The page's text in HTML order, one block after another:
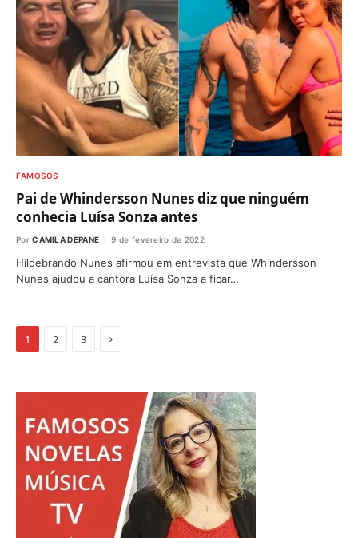
FAMOSOS
Pai de Whindersson Nunes diz que ninguém
conhecia Luísa Sonza antes
Por CAMILA DEPANE 9 de fevereiro de 2022
Hildebrando Nunes afirmou em entrevista que Whindersson
Nunes ajudou a cantora Luísa Sonza a ficar…
1 2 3 Proximo